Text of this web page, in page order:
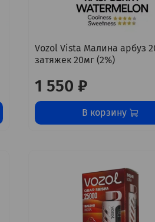
Vozol Vista Малина арбуз
затяжек 20мг (2%)
1 550 ₽
В корзину